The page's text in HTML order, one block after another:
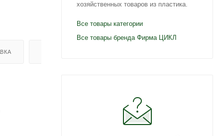
хозяйственных товаров из пластика.
Все товары категории
Все товары бренда Фирма ЦИКЛ